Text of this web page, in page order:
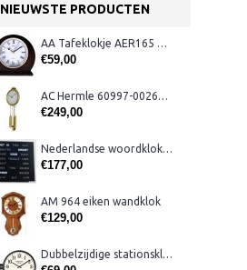
NIEUWSTE PRODUCTEN
AA Tafeklokje AER165 noten
€59,00
AC Hermle 60997-00261 wandklok
€249,00
Nederlandse woordklok zwart AMS 1265
€177,00
AM 964 eiken wandklok
€129,00
Dubbelzijdige stationsklok metaal 1879